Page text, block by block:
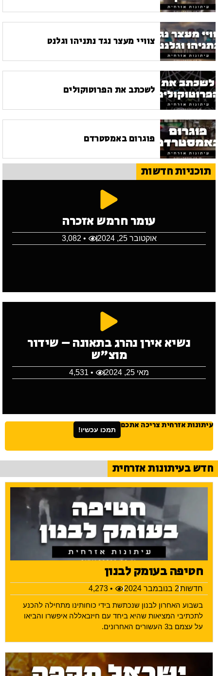
צוויי מעצר נגד נתניהו וגלנט
לשכתב את הפרוטוקולים
פוגרום באמסטרדם
תוכניות חדשות
עומר חרמש אזכרה
אוקטובר 25, 2024 • 3,082
נשיא אירן נהרג בתאונה – שידור
מוצ"ש
מאי 25, 2024 • 4,531
עיתונות אזרחית צריכה אתכם תמכו עכשיו!
חדש בעיתונות אזרחית
חטיפה בעומק לבנון
חדשות2 בנובמבר 2024
• 4,273
בשבוע האחרון לבנון שנכתשת בידי כוחותינו מתחילה להכנע
לתכתיבי המציאות שהיא ביחד עם חיזבאללה איפשרו והביאו
על עצמם ב3 העשורים האחרונים.